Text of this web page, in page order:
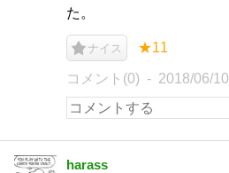
た。
ナイス ★11
コメント(0) 2018/06/10
harass